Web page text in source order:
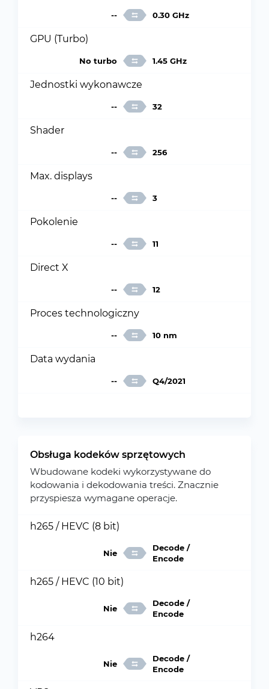
-- 0.30 GHz
GPU (Turbo)
No turbo 1.45 GHz
Jednostki wykonawcze
-- 32
Shader
-- 256
Max. displays
-- 3
Pokolenie
-- 11
Direct X
-- 12
Proces technologiczny
-- 10 nm
Data wydania
-- Q4/2021
Obsługa kodeków sprzętowych
Wbudowane kodeki wykorzystywane do
kodowania i dekodowania treści. Znacznie
przyspiesza wymagane operacje.
h265 / HEVC (8 bit)
Nie
Decode /
Encode
h265 / HEVC (10 bit)
Nie
Decode /
Encode
h264
Nie
Decode /
Encode